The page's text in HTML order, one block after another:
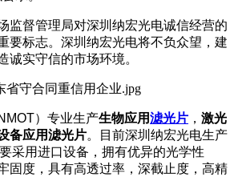
监督管理局对深圳纳宏光电诚信经营的
要标志。深圳纳宏光电将不负众望，建
诚实守信的市场环境。
）专业生产生物应用滤光片 ， 激光
备应用滤光片。目前深圳纳宏光电生产
采用进口设备，拥有优异的光学性
固度，具有高透过率，深截止度，高精